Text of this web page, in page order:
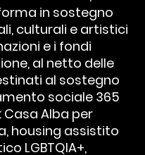
in sostegno
culturali e artistici
e i fondi
al netto delle
al sostegno
sociale 365
Casa Alba per
housing assistito
LGBTQIA+,